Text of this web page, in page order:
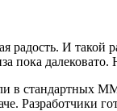
И такой
пока
стандартных
Разработчики